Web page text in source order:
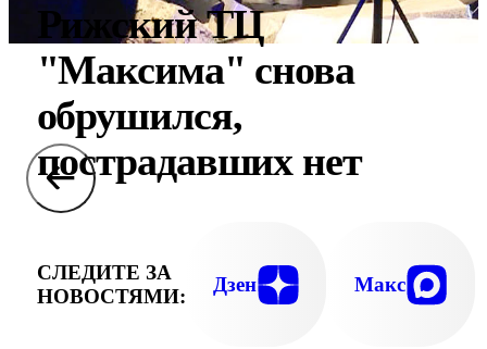
Рижский ТЦ
"Максима" снова
обрушился,
пострадавших нет
СЛЕДИТЕ ЗА
НОВОСТЯМИ:
Дзен Макс